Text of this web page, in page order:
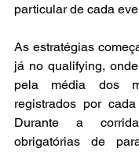
particular de cada
As estratégias
já no qualifying,
pela média dos
registrados por
Durante a
obrigatórias de